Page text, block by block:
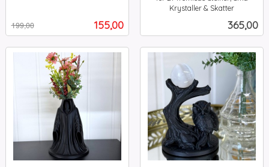
Tilbud
155,00
199,00
Krystaller & Skatter
Pris
365,00